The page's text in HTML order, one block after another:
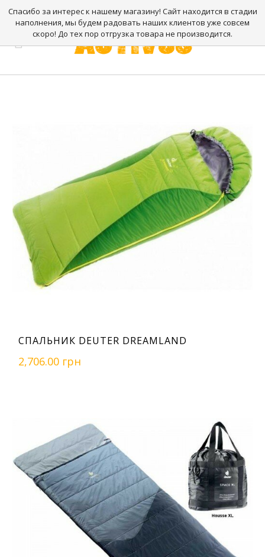
СПАЛЬНИК DEUTER DREAMLAND
2,706.00 грн
Спасибо за интерес к нашему магазину! Сайт находится в стадии
наполнения, мы будем радовать наших клиентов уже совсем
скоро! До тех пор отгрузка товара не производится.